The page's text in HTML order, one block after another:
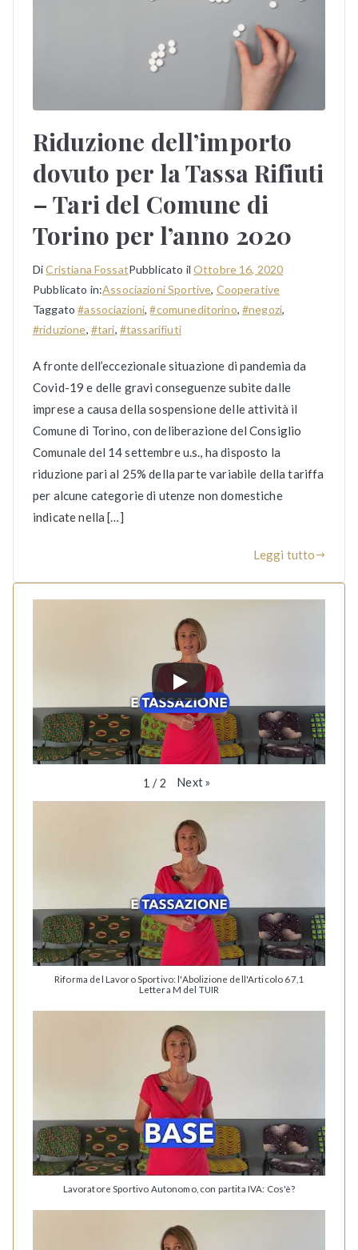
Riduzione dell’importo
dovuto per la Tassa Rifiuti
– Tari del Comune di
Torino per l’anno 2020
DiCristiana FossatPubblicato il Ottobre 16, 2020
Pubblicato in:Associazioni Sportive, Cooperative
Taggato#associazioni,#comuneditorino,#negozi,
#riduzione, #tari, #tassarifiuti
A fronte dell’eccezionale situazione di pandemia da
Covid-19 e delle gravi conseguenze subite dalle
imprese a causa della sospensione delle attività il
Comune di Torino, con deliberazione del Consiglio
Comunale del 14 settembre u.s., ha disposto la
riduzione pari al 25% della parte variabile della tariffa
per alcune categorie di utenze non domestiche
indicate nella […]
Leggi tutto
1 / 2 Next»
Riforma del Lavoro Sportivo: l'Abolizione dell'Articolo 67,1
Lettera M del TUIR
Lavoratore Sportivo Autonomo, con partita IVA: Cos'è?